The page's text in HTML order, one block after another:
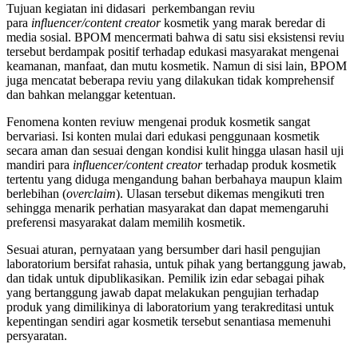
Tujuan kegiatan ini didasari perkembangan reviu
para influencer/content creatorkosmetik yang marak beredar di
media sosial. BPOM mencermati bahwa di satu sisi eksistensi reviu
tersebut berdampak positif terhadap edukasi masyarakat mengenai
keamanan, manfaat, dan mutu kosmetik. Namun di sisi lain, BPOM
juga mencatat beberapa reviu yang dilakukan tidak komprehensif
dan bahkan melanggar ketentuan.
Fenomena konten reviuw mengenai produk kosmetik sangat
bervariasi. Isi konten mulai dari edukasi penggunaan kosmetik
secara aman dan sesuai dengan kondisi kulit hingga ulasan hasil uji
mandiri para influencer/content creatorterhadap produk kosmetik
tertentu yang diduga mengandung bahan berbahaya maupun klaim
berlebihan (overclaim). Ulasan tersebut dikemas mengikuti tren
sehingga menarik perhatian masyarakat dan dapat memengaruhi
preferensi masyarakat dalam memilih kosmetik.
Sesuai aturan, pernyataan yang bersumber dari hasil pengujian
laboratorium bersifat rahasia, untuk pihak yang bertanggung jawab,
dan tidak untuk dipublikasikan. Pemilik izin edar sebagai pihak
yang bertanggung jawab dapat melakukan pengujian terhadap
produk yang dimilikinya di laboratorium yang terakreditasi untuk
kepentingan sendiri agar kosmetik tersebut senantiasa memenuhi
persyaratan.